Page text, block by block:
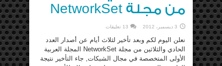
من مجلة NetworkSet
3 ديسمبر، 2012 13 تعليقات
نعلن اليوم لكم وبعد تأخير لثلاث أيام عن أصدار العدد
الحادي والثلاثين من مجلة NetworkSet المجلة العربية
الأولى المتخصصة في مجال الشبكات, جاء التأخير نتيجة